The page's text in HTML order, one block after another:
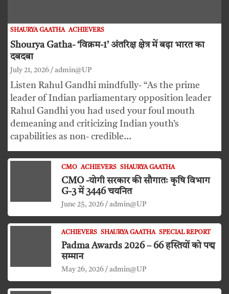
SHAURYA GAATHA ACHIEVERS
Shourya Gatha- ‘विक्रम-1’ अंतरिक्ष क्षेत्र में बढ़ा भारत का
दबदबा
July 21, 2026 admin@UP
Listen Rahul Gandhi mindfully- “As the prime
leader of Indian parliamentary opposition leader
Rahul Gandhi you had used your foul mouth
demeaning and criticizing Indian youth’s
capabilities as non- credible…
CMO ACHIEVERS SHAURYA GAATHA
CMO -योगी सरकार की सौगातः कृषि विभाग
G-3 में 3446 चयनित
June 25, 2026 admin@UP
ACHIEVERS SHAURYA GAATHA SPECIAL REPORT
Padma Awards 2026 – 66 हस्तियों को पद्म
सम्मान
May 26, 2026 admin@UP